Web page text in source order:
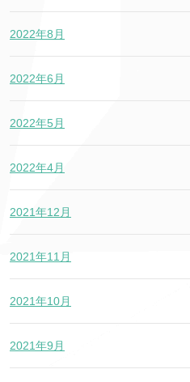
2022年8月
2022年6月
2022年5月
2022年4月
2021年12月
2021年11月
2021年10月
2021年9月